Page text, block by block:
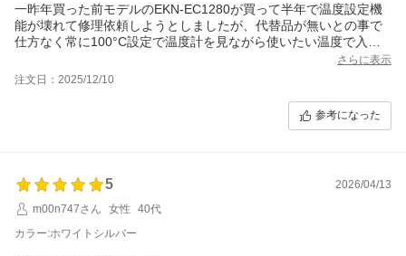
一昨年買った前モデルのEKN-EC1280が買って半年で温度設定機
能が壊れて修理依頼しようとしましたが、代替品が無いとの事で
仕方なく常に100°C設定で温度計を見ながら使いたい温度で入り
切りしてました。使って丁度2年で今度は温度計が途中で上下する
謎の動きで遂にイカれてしまったので新たに新商品のこちらを購
入しました。耐久性が少々不安ですが、値段が安いのでこんなも
んかと諦めてます。また、改良されたフタは確かに以前のモデル
では硬くて開けづらかったのですが、今回シリコン使用になって
評価は暫く使ってみてから追記します。
追記、お湯が沸いたサインで音が鳴るのですが、前のモデルみた
いに3回ピピピとなった方がわかりやすい。わかす時は1回でも沸
いた時は1回だとリビングにいる時は殆んど分からないです。
さらに表示
注文日：2025/12/10
参考になった
5
2026/04/13
m00n747さん
女性
40代
カラー:ホワイトシルバー